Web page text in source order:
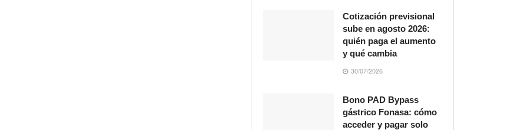
Cotización previsional
sube en agosto 2026:
quién paga el aumento
y qué cambia
30/07/2026
Bono PAD Bypass
gástrico Fonasa: cómo
acceder y pagar solo